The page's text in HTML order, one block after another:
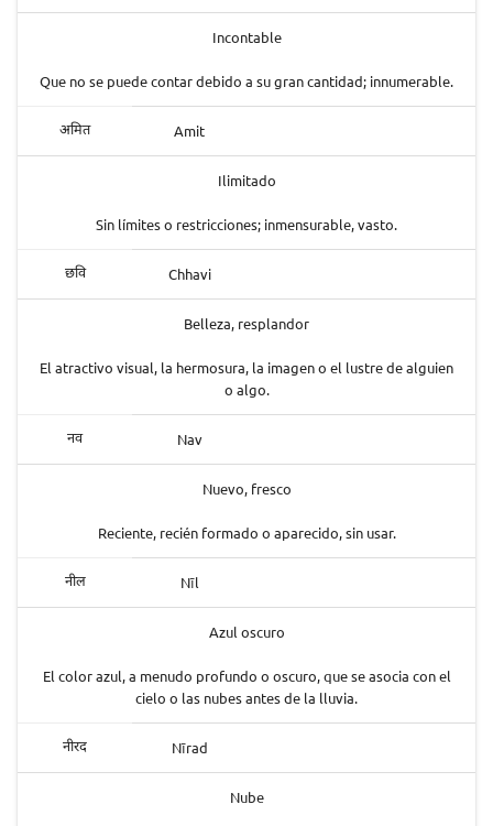
Incontable
Que no se puede contar debido a su gran cantidad; innumerable.
अमित Amit
Ilimitado
Sin límites o restricciones; inmensurable, vasto.
छवि Chhavi
Belleza, resplandor
El atractivo visual, la hermosura, la imagen o el lustre de alguien
o algo.
नव Nav
Nuevo, fresco
Reciente, recién formado o aparecido, sin usar.
नील Nīl
Azul oscuro
El color azul, a menudo profundo o oscuro, que se asocia con el
cielo o las nubes antes de la lluvia.
नीरद Nīrad
Nube